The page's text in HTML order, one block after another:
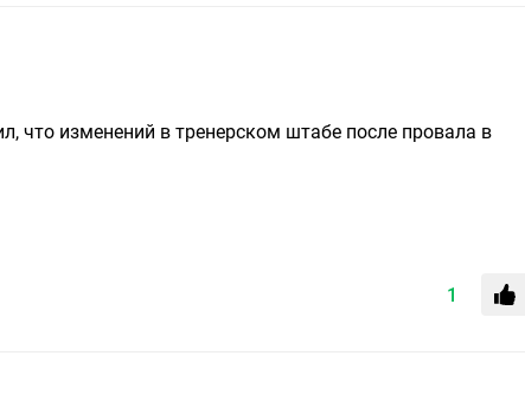
что изменений в тренерском штабе после провала в
1